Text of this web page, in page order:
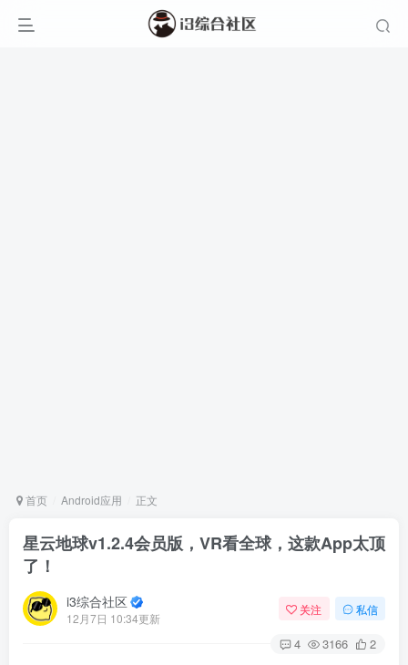
首页 Android应用 正文
星云地球v1.2.4会员版，VR看全球，这款App太顶
了！
i3综合社区
12月7日 10:34更新
关注 私信
4 3166 2